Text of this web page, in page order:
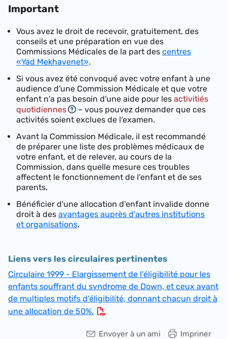
Important
Vous avez le droit de recevoir, gratuitement, des
conseils et une préparation en vue des
Commissions Médicales de la part des centres
«Yad Mekhavenet».
Si vous avez été convoqué avec votre enfant à une
audience d'une Commission Médicale et que votre
enfant n'a pas besoin d'une aide pour les activitiés
quotidiennes
– vous pouvez demander que ces
activités soient exclues de l'examen.
Avant la Commission Médicale, il est recommandé
de préparer une liste des problèmes médicaux de
votre enfant, et de relever, au cours de la
Commission, dans quelle mesure ces troubles
affectent le fonctionnement de l'enfant et de ses
parents.
Bénéficier d'une allocation d'enfant invalide donne
droit à des avantages auprès d'autres institutions
et organisations.
Liens vers les circulaires pertinentes
Circulaire 1999 - Elargissement de l'éligibilité pour les
enfants souffrant du syndrome de Down, et ceux ayant
de multiples motifs d'éligibilité, donnant chacun droit à
une allocation de 50%.
Impriner
Envoyer à un ami